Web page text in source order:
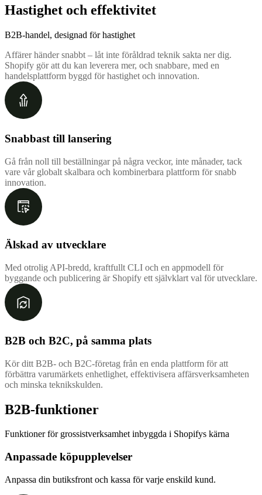
Hastighet och effektivitet
B2B-handel, designad för hastighet
Affärer händer snabbt – låt inte föråldrad teknik sakta ner dig.
Shopify gör att du kan leverera mer, och snabbare, med en
handelsplattform byggd för hastighet och innovation.
Snabbast till lansering
Gå från noll till beställningar på några veckor, inte månader, tack
vare vår globalt skalbara och kombinerbara plattform för snabb
innovation.
Älskad av utvecklare
Med otrolig API-bredd, kraftfullt CLI och en appmodell för
byggande och publicering är Shopify ett självklart val för utvecklare.
B2B och B2C, på samma plats
Kör ditt B2B- och B2C-företag från en enda plattform för att
förbättra varumärkets enhetlighet, effektivisera affärsverksamheten
och minska teknikskulden.
B2B-funktioner
Funktioner för grossistverksamhet inbyggda i Shopifys kärna
Anpassade köpupplevelser
Anpassa din butiksfront och kassa för varje enskild kund.